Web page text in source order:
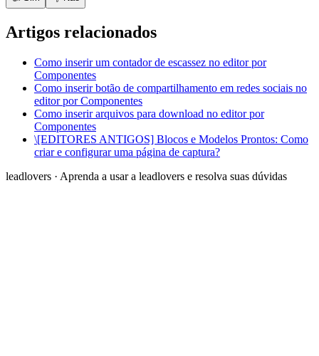
Artigos relacionados
Como inserir um contador de escassez no editor por
Componentes
Como inserir botão de compartilhamento em redes sociais no
editor por Componentes
Como inserir arquivos para download no editor por
Componentes
\[EDITORES ANTIGOS] Blocos e Modelos Prontos: Como
criar e configurar uma página de captura?
leadlovers · Aprenda a usar a leadlovers e resolva suas dúvidas